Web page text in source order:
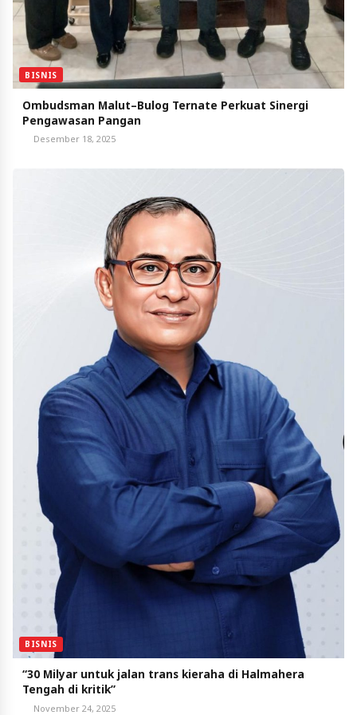
BISNIS
Ombudsman Malut–Bulog Ternate Perkuat Sinergi
Pengawasan Pangan
Desember 18, 2025
BISNIS
“30 Milyar untuk jalan trans kieraha di Halmahera
Tengah di kritik”
November 24, 2025